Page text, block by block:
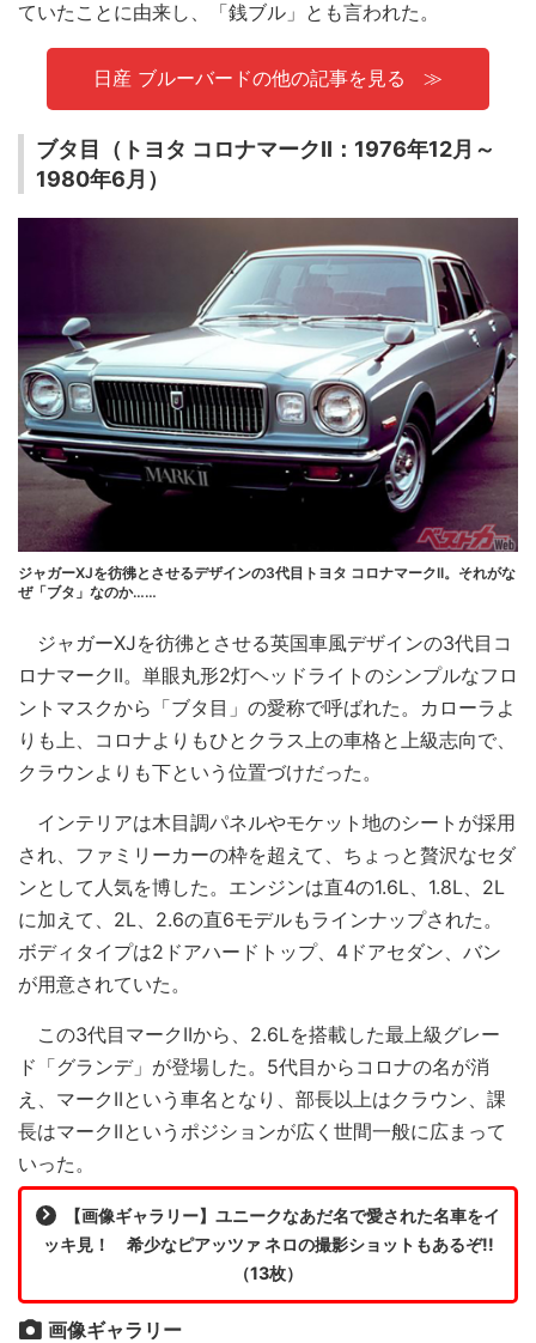
ていたことに由来し、「銭ブル」とも言われた。
日産 ブルーバードの他の記事を見る
ブタ目（トヨタ コロナマークII：1976年12月～
1980年6月）
ジャガーXJを彷彿とさせるデザインの3代目トヨタ コロナマークII。それがな
ぜ「ブタ」なのか……
ジャガーXJを彷彿とさせる英国車風デザインの3代目コ
ロナマークII。単眼丸形2灯ヘッドライトのシンプルなフロ
ントマスクから「ブタ目」の愛称で呼ばれた。カローラよ
りも上、コロナよりもひとクラス上の車格と上級志向で、
クラウンよりも下という位置づけだった。
インテリアは木目調パネルやモケット地のシートが採用
され、ファミリーカーの枠を超えて、ちょっと贅沢なセダ
ンとして人気を博した。エンジンは直4の1.6L、1.8L、2L
に加えて、2L、2.6の直6モデルもラインナップされた。
ボディタイプは2ドアハードトップ、4ドアセダン、バン
が用意されていた。
この3代目マークIIから、2.6Lを搭載した最上級グレー
ド「グランデ」が登場した。5代目からコロナの名が消
え、マークIIという車名となり、部長以上はクラウン、課
長はマークIIというポジションが広く世間一般に広まって
いった。
【画像ギャラリー】ユニークなあだ名で愛された名車をイ
ッキ見！ 希少なピアッツァ ネロの撮影ショットもあるぞ!!
（13枚）
画像ギャラリー